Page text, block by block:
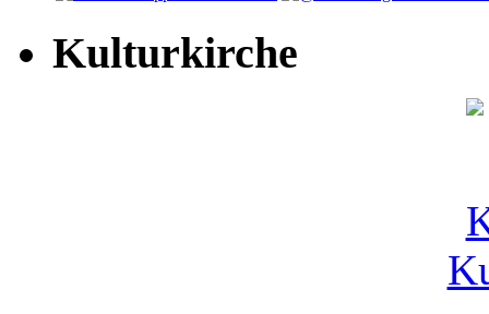
Kulturkirche